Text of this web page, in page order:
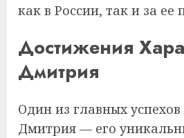
как в России, так и за ее
Достижения
Дмитрия
Один из главных
Дмитрия — его